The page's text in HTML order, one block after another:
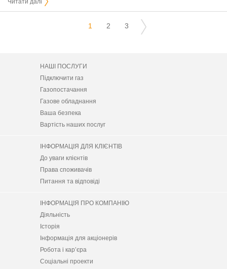
Читати далі
1 2 3
НАШІ ПОСЛУГИ
Підключити газ
Газопостачання
Газове обладнання
Ваша безпека
Вартість наших послуг
ІНФОРМАЦІЯ ДЛЯ КЛІЄНТІВ
До уваги клієнтів
Права споживачів
Питання та відповіді
ІНФОРМАЦІЯ ПРО КОМПАНІЮ
Діяльність
Історія
Інформація для акціонерів
Робота і кар’єра
Соціальні проекти